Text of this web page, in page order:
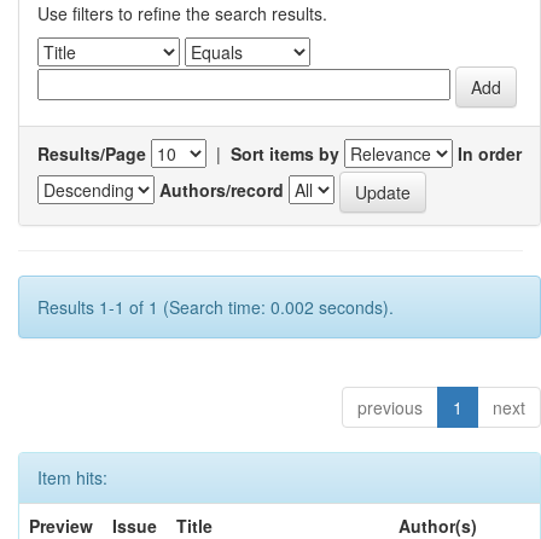
Use filters to refine the search results.
Results/Page | Sort items by
In order
Authors/record
Results 1-1 of 1 (Search time: 0.002 seconds).
previous 1 next
Item hits:
Preview
Issue
Title Author(s)